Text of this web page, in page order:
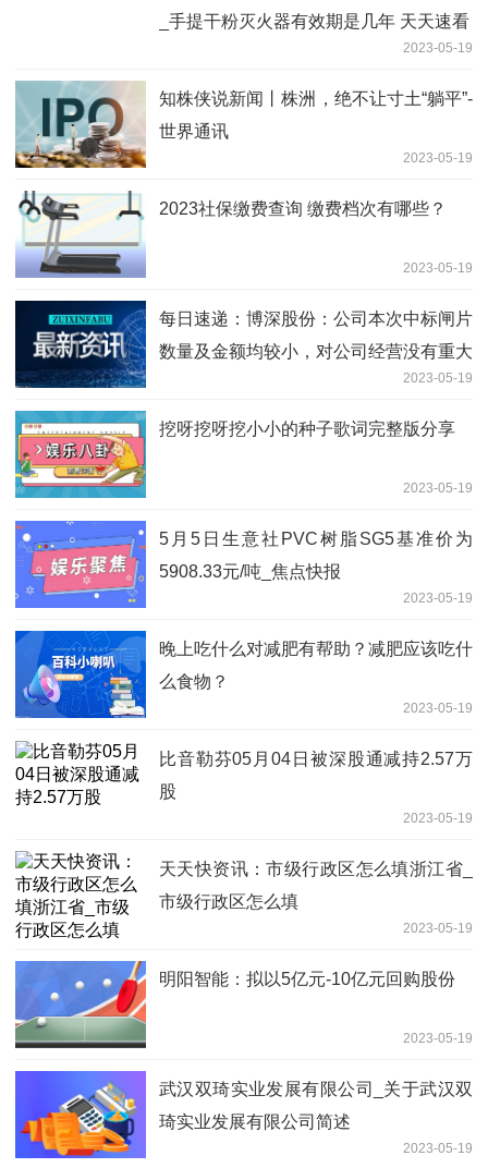
_手提干粉灭火器有效期是几年 天天速看
2023-05-19
知株侠说新闻丨株洲，绝不让寸土“躺平”-
世界通讯
2023-05-19
2023社保缴费查询 缴费档次有哪些？
2023-05-19
每日速递：博深股份：公司本次中标闸片
数量及金额均较小，对公司经营没有重大
2023-05-19
挖呀挖呀挖小小的种子歌词完整版分享
2023-05-19
5月5日生意社PVC树脂SG5基准价为
5908.33元/吨_焦点快报
2023-05-19
晚上吃什么对减肥有帮助？减肥应该吃什
么食物？
2023-05-19
比音勒芬05月04日被深股通减持2.57万
股
2023-05-19
天天快资讯：市级行政区怎么填浙江省_
市级行政区怎么填
2023-05-19
明阳智能：拟以5亿元-10亿元回购股份
2023-05-19
武汉双琦实业发展有限公司_关于武汉双
琦实业发展有限公司简述
2023-05-19